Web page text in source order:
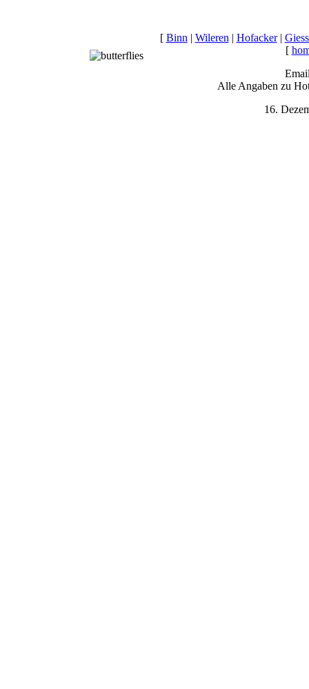
[ Binn| Wileren| Hofacker|
[
Alle Angaben zu
16.